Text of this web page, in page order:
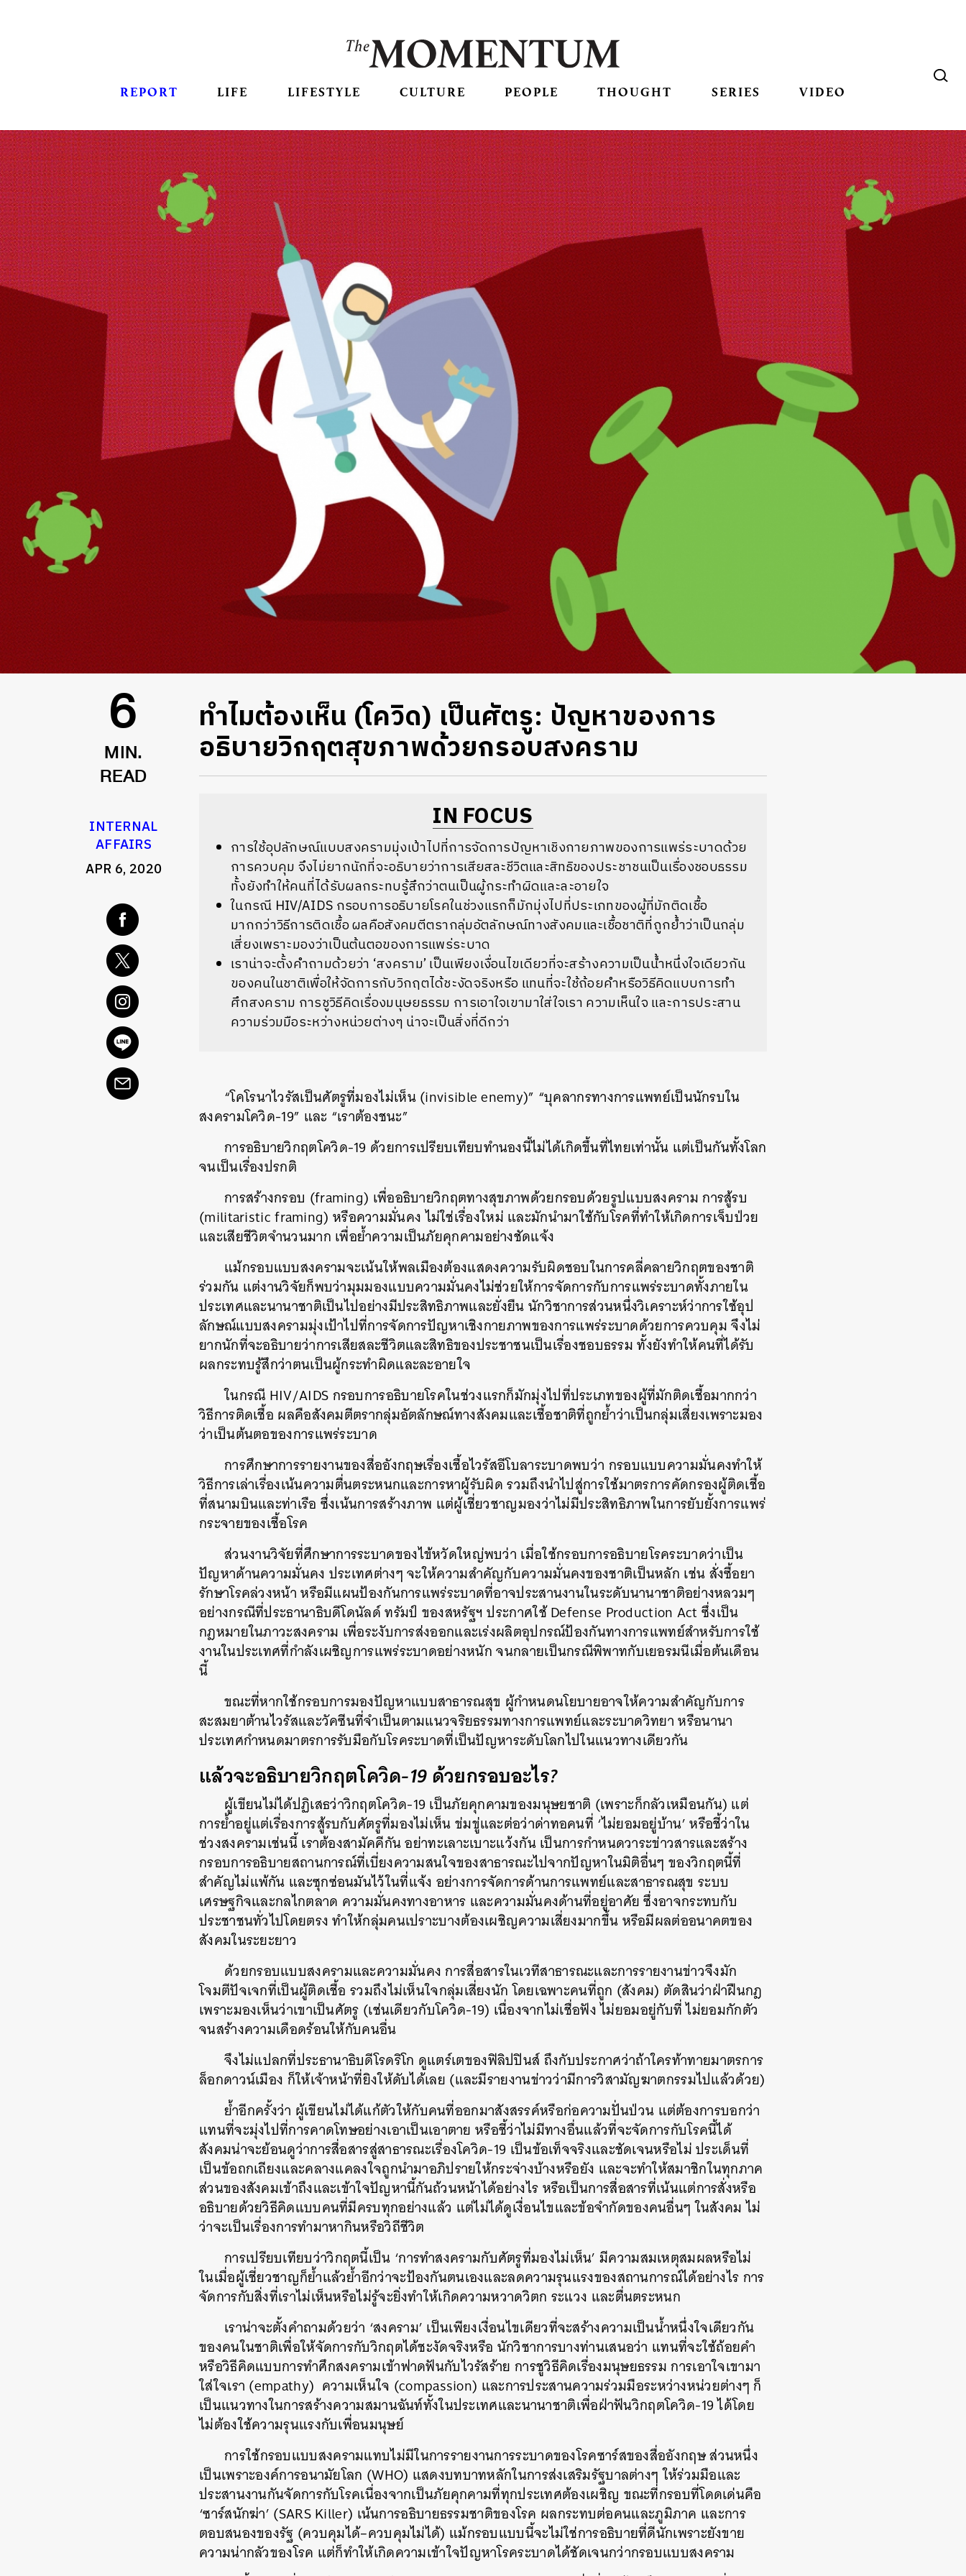
REPORT LIFE LIFESTYLE CULTURE PEOPLE THOUGHT SERIES VIDEO
6
MIN.
READ
INTERNAL
AFFAIRS
APR 6, 2020
ทำไมต้องเห็น (โควิด) เป็นศัตรู: ปัญหาของการ
อธิบายวิกฤตสุขภาพด้วยกรอบสงคราม
IN FOCUS
การใช้อุปลักษณ์แบบสงครามมุ่งเป้าไปที่การจัดการปัญหาเชิงกายภาพของการแพร่ระบาดด้วย
การควบคุม จึงไม่ยากนักที่จะอธิบายว่าการเสียสละชีวิตและสิทธิของประชาชนเป็นเรื่องชอบธรรม
ทั้งยังทำให้คนที่ได้รับผลกระทบรู้สึกว่าตนเป็นผู้กระทำผิดและละอายใจ
ในกรณี HIV/AIDS กรอบการอธิบายโรคในช่วงแรกก็มักมุ่งไปที่ประเภทของผู้ที่มักติดเชื้อ
มากกว่าวิธีการติดเชื้อผลคือสังคมตีตรากลุ่มอัตลักษณ์ทางสังคมและเชื้อชาติที่ถูกย้ำว่าเป็นกลุ่ม
เสี่ยงเพราะมองว่าเป็นต้นตอของการแพร่ระบาด
เราน่าจะตั้งคำถามด้วยว่า ‘สงคราม’เป็นเพียงเงื่อนไขเดียวที่จะสร้างความเป็นน้ำหนึ่งใจเดียวกัน
ของคนในชาติเพื่อให้จัดการกับวิกฤตได้ชะงัดจริงหรือ แทนที่จะใช้ถ้อยคำหรือวิธีคิดแบบการทำ
ศึกสงคราม การชูวิธีคิดเรื่องมนุษยธรรม การเอาใจเขามาใส่ใจเรา ความเห็นใจ และการประสาน
ความร่วมมือระหว่างหน่วยต่างๆ น่าจะเป็นสิ่งที่ดีกว่า
“โคโรนาไวรัสเป็นศัตรูที่มองไม่เห็น(invisible enemy)” “บุคลากรทางการแพทย์เป็นนักรบใน
สงครามโควิด-19” และ “เราต้องชนะ”
การอธิบายวิกฤตโควิด-19 ด้วยการเปรียบเทียบทำนองนี้ไม่ได้เกิดขึ้นที่ไทยเท่านั้น แต่เป็นกันทั้งโลก
จนเป็นเรื่องปรกติ
การสร้างกรอบ (framing) เพื่ออธิบายวิกฤตทางสุขภาพด้วยกรอบด้วยรูปแบบสงครามการสู้รบ
(militaristic framing) หรือความมั่นคงไม่ใช่เรื่องใหม่ และมักนำมาใช้กับโรคที่ทำให้เกิดการเจ็บป่วย
และเสียชีวิตจำนวนมาก เพื่อย้ำความเป็นภัยคุกคามอย่างชัดแจ้ง
แม้กรอบแบบสงครามจะเน้นให้พลเมืองต้องแสดงความรับผิดชอบในการคลี่คลายวิกฤตของชาติ
ร่วมกัน แต่งานวิจัยก็พบว่ามุมมองแบบความมั่นคงไม่ช่วยให้การจัดการกับการแพร่ระบาดทั้งภายใน
ประเทศและนานาชาติเป็นไปอย่างมีประสิทธิภาพและยั่งยืนนักวิชาการส่วนหนึ่งวิเคราะห์ว่าการใช้อุป
ลักษณ์แบบสงครามมุ่งเป้าไปที่การจัดการปัญหาเชิงกายภาพของการแพร่ระบาดด้วยการควบคุมจึงไม่
ยากนักที่จะอธิบายว่าการเสียสละชีวิตและสิทธิของประชาชนเป็นเรื่องชอบธรรมทั้งยังทำให้คนที่ได้รับ
ผลกระทบรู้สึกว่าตนเป็นผู้กระทำผิดและละอายใจ
ในกรณี HIV/AIDSกรอบการอธิบายโรคในช่วงแรกก็มักมุ่งไปที่ประเภทของผู้ที่มักติดเชื้อมากกว่า
วิธีการติดเชื้อ ผลคือสังคมตีตรากลุ่มอัตลักษณ์ทางสังคมและเชื้อชาติที่ถูกย้ำว่าเป็นกลุ่มเสี่ยงเพราะมอง
ว่าเป็นต้นตอของการแพร่ระบาด
การศึกษาการรายงานของสื่ออังกฤษเรื่องเชื้อไวรัสอีโบลาระบาดพบว่า กรอบแบบความมั่นคงทำให้
วิธีการเล่าเรื่องเน้นความตื่นตระหนกและการหาผู้รับผิดรวมถึงนำไปสู่การใช้มาตรการคัดกรองผู้ติดเชื้อ
ที่สนามบินและท่าเรือ ซึ่งเน้นการสร้างภาพ แต่ผู้เชี่ยวชาญมองว่าไม่มีประสิทธิภาพในการยับยั้งการแพร่
กระจายของเชื้อโรค
ส่วนงานวิจัยที่ศึกษาการระบาดของไข้หวัดใหญ่พบว่า เมื่อใช้กรอบการอธิบายโรคระบาดว่าเป็น
ปัญหาด้านความมั่นคง ประเทศต่างๆจะให้ความสำคัญกับความมั่นคงของชาติเป็นหลัก เช่นสั่งซื้อยา
รักษาโรคล่วงหน้าหรือมีแผนป้องกันการแพร่ระบาดที่อาจประสานงานในระดับนานาชาติอย่างหลวมๆ
อย่างกรณีที่ประธานาธิบดีโดนัลด์ทรัมป์ ของสหรัฐฯ ประกาศใช้Defense Production Actซึ่งเป็น
กฎหมายในภาวะสงคราม เพื่อระงับการส่งออกและเร่งผลิตอุปกรณ์ป้องกันทางการแพทย์สำหรับการใช้
งานในประเทศที่กำลังเผชิญการแพร่ระบาดอย่างหนักจนกลายเป็นกรณีพิพาทกับเยอรมนีเมื่อต้นเดือน
นี้
ขณะที่หากใช้กรอบการมองปัญหาแบบสาธารณสุข ผู้กำหนดนโยบายอาจให้ความสำคัญกับการ
สะสมยาต้านไวรัสและวัคซีนที่จำเป็นตามแนวจริยธรรมทางการแพทย์และระบาดวิทยาหรือนานา
ประเทศกำหนดมาตรการรับมือกับโรคระบาดที่เป็นปัญหาระดับโลกไปในแนวทางเดียวกัน
แล้วจะอธิบายวิกฤตโควิด-19ด้วยกรอบอะไร?
ผู้เขียนไม่ได้ปฏิเสธว่าวิกฤตโควิด-19เป็นภัยคุกคามของมนุษยชาติ (เพราะก็กลัวเหมือนกัน) แต่
การย้ำอยู่แต่เรื่องการสู้รบกับศัตรูที่มองไม่เห็นข่มขู่และต่อว่าด่าทอคนที่ ‘ไม่ยอมอยู่บ้าน’หรือชี้ว่าใน
ช่วงสงครามเช่นนี้เราต้องสามัคคีกันอย่าทะเลาะเบาะแว้งกันเป็นการกำหนดวาระข่าวสารและสร้าง
กรอบการอธิบายสถานการณ์ที่เบี่ยงความสนใจของสาธารณะไปจากปัญหาในมิติอื่นๆ ของวิกฤตนี้ที่
สำคัญไม่แพ้กัน และซุกซ่อนมันไว้ในที่แจ้ง อย่างการจัดการด้านการแพทย์และสาธารณสุข ระบบ
เศรษฐกิจและกลไกตลาด ความมั่นคงทางอาหาร และความมั่นคงด้านที่อยู่อาศัยซึ่งอาจกระทบกับ
ประชาชนทั่วไปโดยตรงทำให้กลุ่มคนเปราะบางต้องเผชิญความเสี่ยงมากขึ้นหรือมีผลต่ออนาคตของ
สังคมในระยะยาว
ด้วยกรอบแบบสงครามและความมั่นคงการสื่อสารในเวทีสาธารณะและการรายงานข่าวจึงมัก
โจมตีปัจเจกที่เป็นผู้ติดเชื้อ รวมถึงไม่เห็นใจกลุ่มเสี่ยงนัก โดยเฉพาะคนที่ถูก (สังคม) ตัดสินว่าฝ่าฝืนกฎ
เพราะมองเห็นว่าเขาเป็นศัตรู (เช่นเดียวกับโควิด-19) เนื่องจากไม่เชื่อฟังไม่ยอมอยู่กับที่ไม่ยอมกักตัว
จนสร้างความเดือดร้อนให้กับคนอื่น
จึงไม่แปลกที่ประธานาธิบดีโรดริโก ดูแตร์เตของฟิลิปปินส์ถึงกับประกาศว่าถ้าใครท้าทายมาตรการ
ล็อกดาวน์เมือง ก็ให้เจ้าหน้าที่ยิงให้ดับได้เลย (และมีรายงานข่าวว่ามีการวิสามัญฆาตกรรมไปแล้วด้วย)
ย้ำอีกครั้งว่า ผู้เขียนไม่ได้แก้ตัวให้กับคนที่ออกมาสังสรรค์หรือก่อความปั่นป่วน แต่ต้องการบอกว่า
แทนที่จะมุ่งไปที่การคาดโทษอย่างเอาเป็นเอาตาย หรือชี้ว่าไม่มีทางอื่นแล้วที่จะจัดการกับโรคนี้ได้
สังคมน่าจะย้อนดูว่าการสื่อสารสู่สาธารณะเรื่องโควิด-19 เป็นข้อเท็จจริงและชัดเจนหรือไม่ประเด็นที่
เป็นข้อถกเถียงและคลางแคลงใจถูกนำมาอภิปรายให้กระจ่างบ้างหรือยัง และจะทำให้สมาชิกในทุกภาค
ส่วนของสังคมเข้าถึงและเข้าใจปัญหานี้กันถ้วนหน้าได้อย่างไรหรือเป็นการสื่อสารที่เน้นแต่การสั่งหรือ
อธิบายด้วยวิธีคิดแบบคนที่มีครบทุกอย่างแล้ว แต่ไม่ได้ดูเงื่อนไขและข้อจำกัดของคนอื่นๆ ในสังคม ไม่
ว่าจะเป็นเรื่องการทำมาหากินหรือวิถีชีวิต
การเปรียบเทียบว่าวิกฤตนี้เป็น ‘การทำสงครามกับศัตรูที่มองไม่เห็น’มีความสมเหตุสมผลหรือไม่
ในเมื่อผู้เชี่ยวชาญก็ย้ำแล้วย้ำอีกว่าจะป้องกันตนเองและลดความรุนแรงของสถานการณ์ได้อย่างไรการ
จัดการกับสิ่งที่เราไม่เห็นหรือไม่รู้จะยิ่งทำให้เกิดความหวาดวิตก ระแวง และตื่นตระหนก
เราน่าจะตั้งคำถามด้วยว่า ‘สงคราม’ เป็นเพียงเงื่อนไขเดียวที่จะสร้างความเป็นน้ำหนึ่งใจเดียวกัน
ของคนในชาติเพื่อให้จัดการกับวิกฤตได้ชะงัดจริงหรือ นักวิชาการบางท่านเสนอว่า แทนที่จะใช้ถ้อยคำ
หรือวิธีคิดแบบการทำศึกสงครามเข้าฟาดฟันกับไวรัสร้าย การชูวิธีคิดเรื่องมนุษยธรรมการเอาใจเขามา
ใส่ใจเรา (empathy) ความเห็นใจ (compassion) และการประสานความร่วมมือระหว่างหน่วยต่างๆก็
เป็นแนวทางในการสร้างความสมานฉันท์ทั้งในประเทศและนานาชาติเพื่อฝ่าฟันวิกฤตโควิด-19ได้โดย
ไม่ต้องใช้ความรุนแรงกับเพื่อนมนุษย์
การใช้กรอบแบบสงครามแทบไม่มีในการรายงานการระบาดของโรคซาร์สของสื่ออังกฤษส่วนหนึ่ง
เป็นเพราะองค์การอนามัยโลก (WHO) แสดงบทบาทหลักในการส่งเสริมรัฐบาลต่างๆ ให้ร่วมมือและ
ประสานงานกันจัดการกับโรคเนื่องจากเป็นภัยคุกคามที่ทุกประเทศต้องเผชิญ ขณะที่กรอบที่โดดเด่นคือ
‘ซาร์สนักฆ่า’ (SARS Killer) เน้นการอธิบายธรรมชาติของโรค ผลกระทบต่อคนและภูมิภาค และการ
ตอบสนองของรัฐ (ควบคุมได้–ควบคุมไม่ได้) แม้กรอบแบบนี้จะไม่ใช่การอธิบายที่ดีนักเพราะยังขาย
ความน่ากลัวของโรค แต่ก็ทำให้เกิดความเข้าใจปัญหาโรคระบาดได้ชัดเจนกว่ากรอบแบบสงคราม
SHARE TWEET LINE EMAIL